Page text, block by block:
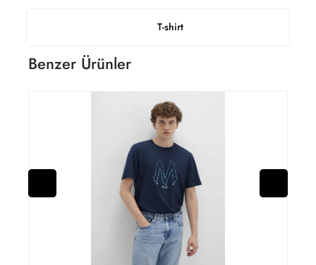
T-shirt
Benzer Ürünler